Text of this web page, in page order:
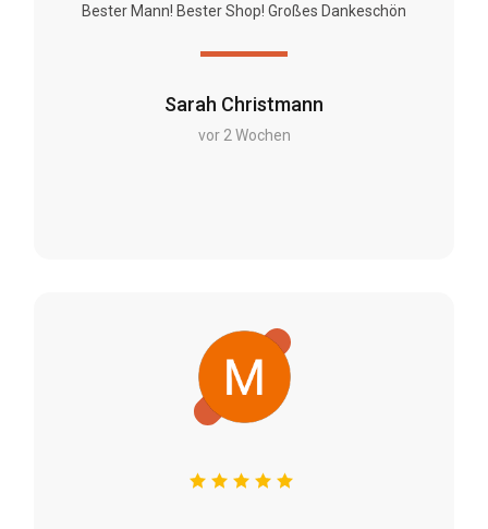
Sarah Christmann
vor 2 Wochen
Bester Mann! Bester Shop! Großes Dankeschön